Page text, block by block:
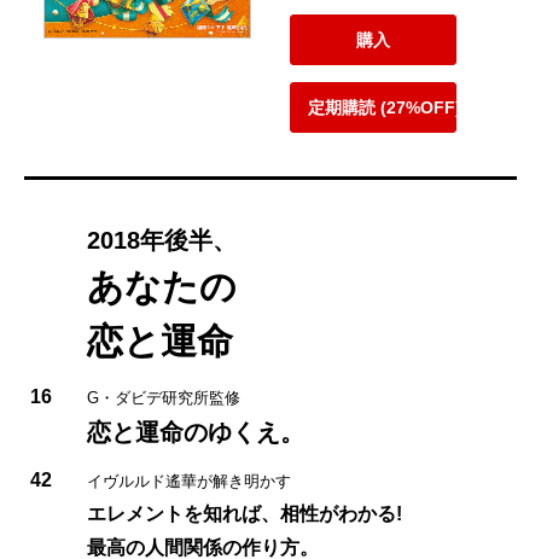
購入
定期購読 (27%OFF)
2018年後半、
あなたの
恋と運命
16 G・ダビデ研究所監修
恋と運命のゆくえ。
42 イヴルルド遙華が解き明かす
エレメントを知れば、相性がわかる!
最高の人間関係の作り方。